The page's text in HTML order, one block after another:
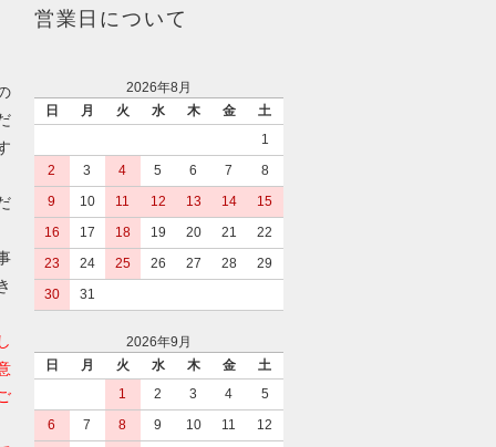
営業日について
2026年8月
日
月 火 水 木 金
土
1
2
3 4 5 6 7
8
9
10 11 12 13 14
15
16
17 18 19 20 21
22
23
24 25 26 27 28
29
30
31
2026年9月
日
月 火 水 木 金
土
1
2 3 4
5
6
7 8 9 10 11
12